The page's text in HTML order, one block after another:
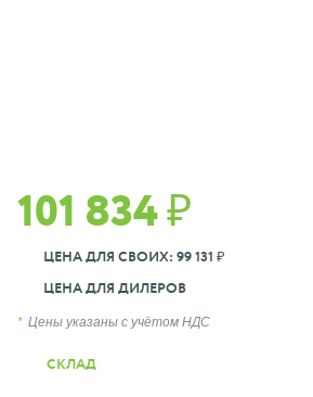
101 834 ₽
ЦЕНА ДЛЯ СВОИХ: 99 131 ₽
ЦЕНА ДЛЯ ДИЛЕРОВ
Цены указаны с учётом НДС
СКЛАД